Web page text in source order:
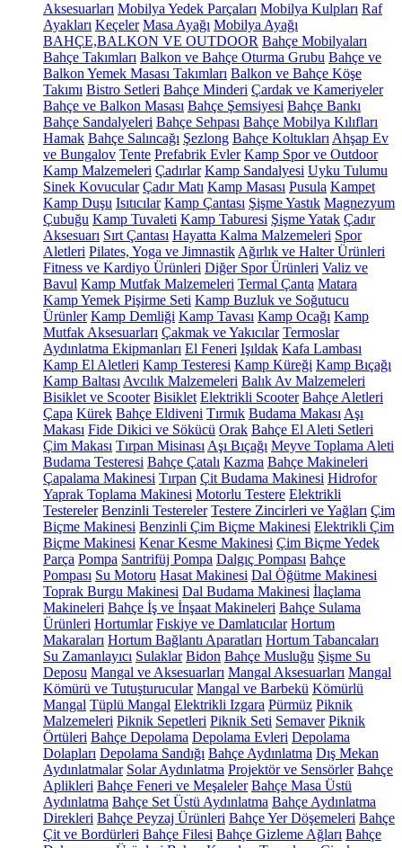
Aksesuarları Mobilya Yedek Parçaları Mobilya Kulpları Raf
Ayakları Keçeler Masa Ayağı Mobilya Ayağı
BAHÇE,BALKON VE OUTDOOR Bahçe Mobilyaları
Bahçe Takımları Balkon ve Bahçe Oturma Grubu Bahçe ve
Balkon Yemek Masası Takımları Balkon ve Bahçe Köşe
Takımı Bistro Setleri Bahçe Minderi Çardak ve Kameriyeler
Bahçe ve Balkon Masası Bahçe Şemsiyesi Bahçe Bankı
Bahçe Sandalyeleri Bahçe Sehpası Bahçe Mobilya Kılıfları
Hamak Bahçe Salıncağı Şezlong Bahçe Koltukları Ahşap Ev
ve Bungalov Tente Prefabrik Evler Kamp Spor ve Outdoor
Kamp Malzemeleri Çadırlar Kamp Sandalyesi Uyku Tulumu
Sinek Kovucular Çadır Matı Kamp Masası Pusula Kampet
Kamp Duşu Isıtıcılar Kamp Çantası Şişme Yastık Magnezyum
Çubuğu Kamp Tuvaleti Kamp Taburesi Şişme Yatak Çadır
Aksesuarı Sırt Çantası Hayatta Kalma Malzemeleri Spor
Aletleri Pilates, Yoga ve Jimnastik Ağırlık ve Halter Ürünleri
Fitness ve Kardiyo Ürünleri Diğer Spor Ürünleri Valiz ve
Bavul Kamp Mutfak Malzemeleri Termal Çanta Matara
Kamp Yemek Pişirme Seti Kamp Buzluk ve Soğutucu
Ürünler Kamp Demliği Kamp Tavası Kamp Ocağı Kamp
Mutfak Aksesuarları Çakmak ve Yakıcılar Termoslar
Aydınlatma Ekipmanları El Feneri Işıldak Kafa Lambası
Kamp El Aletleri Kamp Testeresi Kamp Küreği Kamp Bıçağı
Kamp Baltası Avcılık Malzemeleri Balık Av Malzemeleri
Bisiklet ve Scooter Bisiklet Elektrikli Scooter Bahçe Aletleri
Çapa Kürek Bahçe Eldiveni Tırmık Budama Makası Aşı
Makası Fide Dikici ve Sökücü Orak Bahçe El Aleti Setleri
Çim Makası Tırpan Misinası Aşı Bıçağı Meyve Toplama Aleti
Budama Testeresi Bahçe Çatalı Kazma Bahçe Makineleri
Çapalama Makinesi Tırpan Çit Budama Makinesi Hidrofor
Yaprak Toplama Makinesi Motorlu Testere Elektrikli
Testereler Benzinli Testereler Testere Zincirleri ve Yağları Çim
Biçme Makinesi Benzinli Çim Biçme Makinesi Elektrikli Çim
Biçme Makinesi Kenar Kesme Makinesi Çim Biçme Yedek
Parça Pompa Santrifüj Pompa Dalgıç Pompası Bahçe
Pompası Su Motoru Hasat Makinesi Dal Öğütme Makinesi
Toprak Burgu Makinesi Dal Budama Makinesi İlaçlama
Makineleri Bahçe İş ve İnşaat Makineleri Bahçe Sulama
Ürünleri Hortumlar Fıskiye ve Damlatıcılar Hortum
Makaraları Hortum Bağlantı Aparatları Hortum Tabancaları
Su Zamanlayıcı Sulaklar Bidon Bahçe Musluğu Şişme Su
Deposu Mangal ve Aksesuarları Mangal Aksesuarları Mangal
Kömürü ve Tutuşturucular Mangal ve Barbekü Kömürlü
Mangal Tüplü Mangal Elektrikli Izgara Pürmüz Piknik
Malzemeleri Piknik Sepetleri Piknik Seti Semaver Piknik
Örtüleri Bahçe Depolama Depolama Evleri Depolama
Dolapları Depolama Sandığı Bahçe Aydınlatma Dış Mekan
Aydınlatmalar Solar Aydınlatma Projektör ve Sensörler Bahçe
Aplikleri Bahçe Feneri ve Meşaleler Bahçe Masa Üstü
Aydınlatma Bahçe Set Üstü Aydınlatma Bahçe Aydınlatma
Direkleri Bahçe Peyzaj Ürünleri Bahçe Yer Döşemeleri Bahçe
Çit ve Bordürleri Bahçe Filesi Bahçe Gizleme Ağları Bahçe